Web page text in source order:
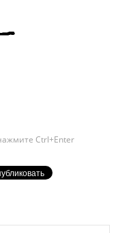
Ctrl+Enter